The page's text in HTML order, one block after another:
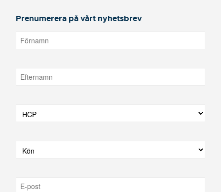
Prenumerera på vårt nyhetsbrev